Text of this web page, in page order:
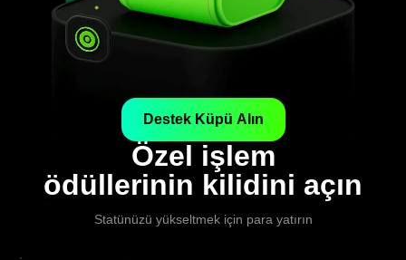
Destek Küpü Alın
Özel işlem
ödüllerinin kilidini açın
Statünüzü yükseltmek için para yatırın